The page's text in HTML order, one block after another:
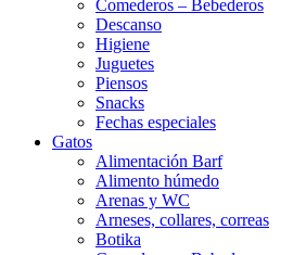
Comederos – Bebederos
Descanso
Higiene
Juguetes
Piensos
Snacks
Fechas especiales
Gatos
Alimentación Barf
Alimento húmedo
Arenas y WC
Arneses, collares, correas
Botika